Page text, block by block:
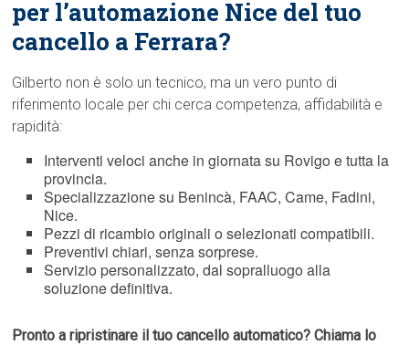
per l’automazione Nice del tuo
cancello a Ferrara?
Gilberto non è solo un tecnico, ma un vero punto di
riferimento locale per chi cerca competenza, affidabilità e
rapidità:
Interventi veloci anche in giornata su Rovigo e tutta la
provincia.
Specializzazione su Benincà, FAAC, Came, Fadini,
Nice.
Pezzi di ricambio originali o selezionati compatibili.
Preventivi chiari, senza sorprese.
Servizio personalizzato, dal sopralluogo alla
soluzione definitiva.
Pronto a ripristinare il tuo cancello automatico? Chiama lo